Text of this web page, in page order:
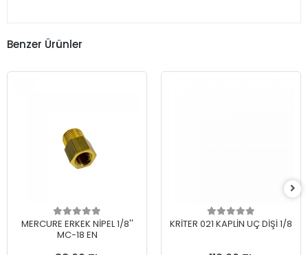
Benzer Ürünler
MERCURE ERKEK NİPEL 1/8''
MC-18 EN
KRİTER 021 KAPLİN UÇ DİŞİ 1/8